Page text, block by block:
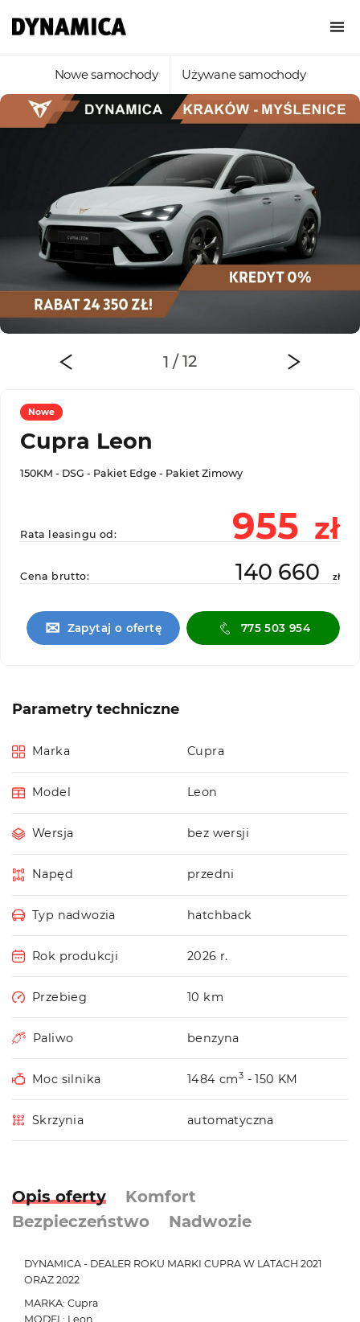
Nowe samochody Używane samochody
Nowe
Cupra Leon
150KM - DSG - Pakiet Edge - Pakiet Zimowy
Rata leasingu od: 955 zł
Cena brutto: 140 660 zł
✉ Zapytaj o ofertę 775 503 954
Parametry techniczne
Marka Cupra
Model Leon
Wersja bez wersji
Napęd przedni
Typ nadwozia hatchback
Rok produkcji 2026 r.
Przebieg 10 km
Paliwo benzyna
Moc silnika 1484 cm3 - 150 KM
Skrzynia automatyczna
Opis oferty
Komfort
Bezpieczeństwo
Nadwozie
DYNAMICA - DEALER ROKU MARKI CUPRA W LATACH 2021
ORAZ 2022
MARKA: Cupra
MODEL: Leon